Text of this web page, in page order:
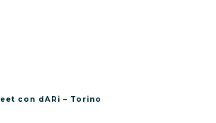
con dARi – Torino